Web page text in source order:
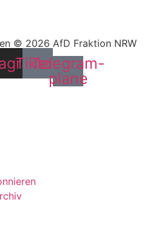
© 2026 AfD Fraktion NRW
Tiktok
Telegram-
plane